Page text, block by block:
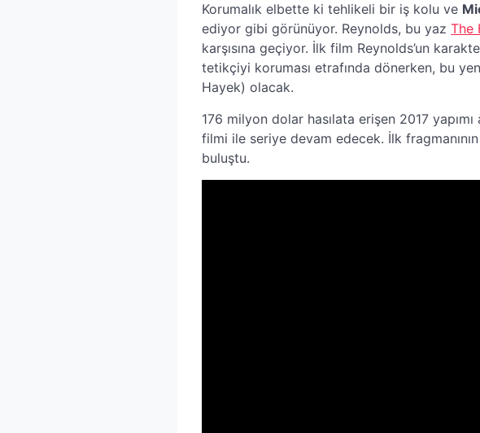
Korumalık elbette ki tehlikeli bir iş kolu ve
ediyor gibi görünüyor. Reynolds, bu yazThe
karşısına geçiyor. İlk film Reynolds’un
tetikçiyi koruması etrafında dönerken, bu
Hayek) olacak.
176 milyon dolar hasılata erişen 2017
filmi ile seriye devam edecek. İlk
buluştu.